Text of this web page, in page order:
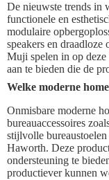
De nieuwste trends in
functionele en
modulaire
speakers en
Muji spelen in op
aan te bieden die de
Welke moderne
Onmisbare moderne
bureauaccessoires
stijlvolle
Haworth. Deze
ondersteuning te
productiever kunnen